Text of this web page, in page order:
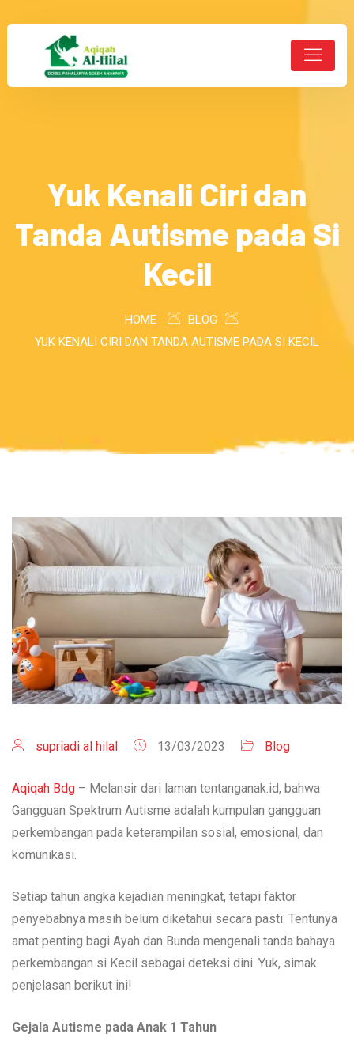
Yuk Kenali Ciri dan
Tanda Autisme pada Si
Kecil
HOME
BLOG
YUK KENALI CIRI DAN TANDA AUTISME PADA SI KECIL
supriadi al hilal 13/03/2023 Blog
Aqiqah Bdg – Melansir dari laman tentanganak.id, bahwa
Gangguan Spektrum Autisme adalah kumpulan gangguan
perkembangan pada keterampilan sosial, emosional, dan
komunikasi.
Setiap tahun angka kejadian meningkat, tetapi faktor
penyebabnya masih belum diketahui secara pasti. Tentunya
amat penting bagi Ayah dan Bunda mengenali tanda bahaya
perkembangan si Kecil sebagai deteksi dini. Yuk, simak
penjelasan berikut ini!
Gejala Autisme pada Anak 1 Tahun